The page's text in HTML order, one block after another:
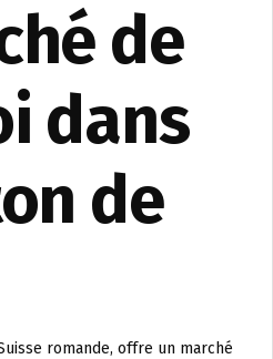
de
dans
de
romande, offre un marché